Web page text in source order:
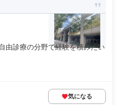
由診療の分野で経験を積みたい
気になる